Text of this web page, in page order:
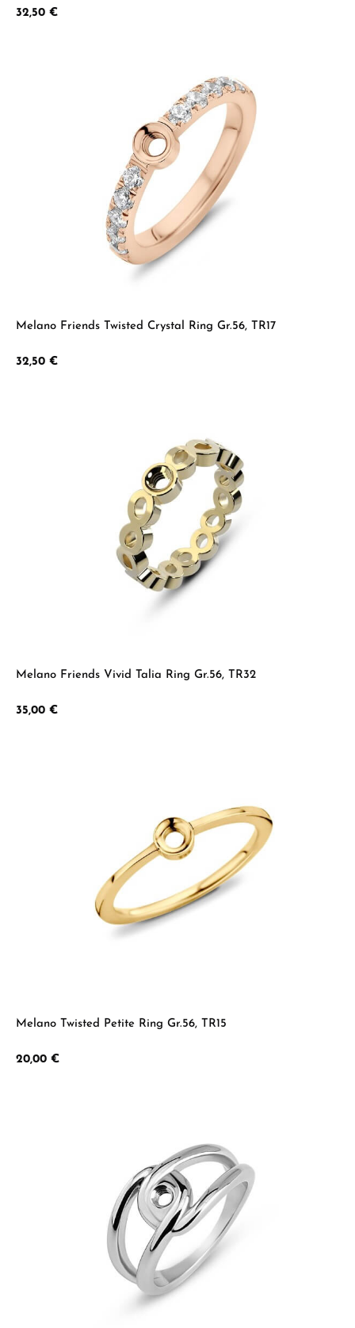
Regulärer Preis:
32,50 €
Melano Friends Twisted Crystal Ring Gr.56, TR17
Regulärer Preis:
32,50 €
Melano Friends Vivid Talia Ring Gr.56, TR32
Regulärer Preis:
35,00 €
Melano Twisted Petite Ring Gr.56, TR15
Regulärer Preis:
20,00 €